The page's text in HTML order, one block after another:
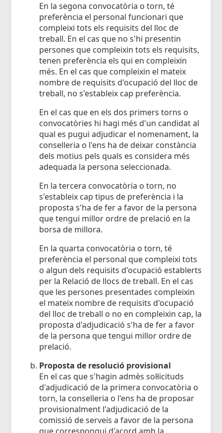
En la segona convocatòria o torn, té
preferència el personal funcionari que
compleixi tots els requisits del lloc de
treball. En el cas que no s'hi presentin
persones que compleixin tots els requisits,
tenen preferència els qui en compleixin
més. En el cas que compleixin el mateix
nombre de requisits d'ocupació del lloc de
treball, no s'estableix cap preferència.
En el cas que en els dos primers torns o
convocatòries hi hagi més d'un candidat al
qual es pugui adjudicar el nomenament, la
conselleria o l'ens ha de deixar constància
dels motius pels quals es considera més
adequada la persona seleccionada.
En la tercera convocatòria o torn, no
s'estableix cap tipus de preferència i la
proposta s'ha de fer a favor de la persona
que tengui millor ordre de prelació en la
borsa de millora.
En la quarta convocatòria o torn, té
preferència el personal que compleixi tots
o algun dels requisits d'ocupació establerts
per la Relació de llocs de treball. En el cas
que les persones presentades compleixin
el mateix nombre de requisits d'ocupació
del lloc de treball o no en compleixin cap, la
proposta d'adjudicació s'ha de fer a favor
de la persona que tengui millor ordre de
prelació.
Proposta de resolució provisional
En el cas que s'hagin admès sol·licituds
d'adjudicació de la primera convocatòria o
torn, la conselleria o l'ens ha de proposar
provisionalment l'adjudicació de la
comissió de serveis a favor de la persona